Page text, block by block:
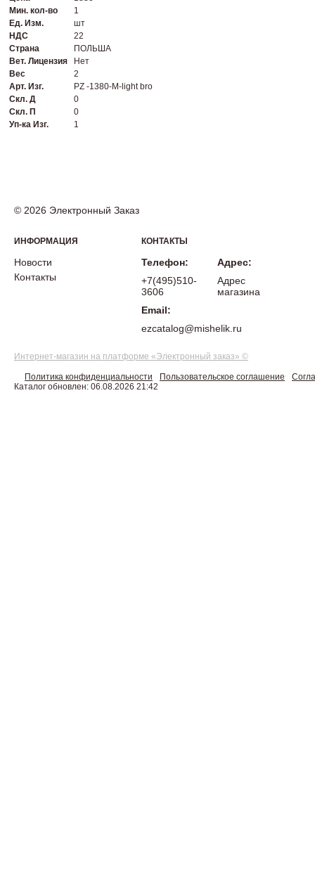
Мин. кол-во
1
Ед. Изм.
шт
НДС
22
Страна
ПОЛЬША
Вет. Лицензия
Нет
Вес
2
Арт. Изг.
PZ -1380-M-light bro
Скл. Д
0
Скл. П
0
Уп-ка Изг.
1
© 2026 Электронный Заказ
ИНФОРМАЦИЯ
Новости
Контакты
КОНТАКТЫ
Телефон:
+7(495)510-
3606
Email:
ezcatalog@mishelik.ru
Адрес:
Адрес
магазина
Интернет-магазин на платформе «Электронный заказ» ©
Политика конфиденциальности Пользовательское соглашение
Каталог обновлен: 06.08.2026 21:42